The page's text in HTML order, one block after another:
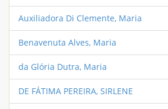
Auxiliadora Di Clemente, Maria
Benavenuta Alves, Maria
da Glória Dutra, Maria
DE FÁTIMA PEREIRA, SIRLENE